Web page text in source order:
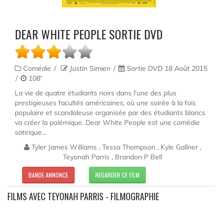
DEAR WHITE PEOPLE SORTIE DVD
Comédie Justin Simien
Sortie DVD 18 Août 2015
108'
La vie de quatre étudiants noirs dans l'une des plus
prestigieuses facultés américaines, où une soirée à la fois
populaire et scandaleuse organisée par des étudiants blancs
va créer la polémique. Dear White People est une comédie
satirique...
Tyler James Williams , Tessa Thompson , Kyle Gallner ,
Teyonah Parris , Brandon P Bell
BANDE ANNONCE REGARDER CE FILM
FILMS AVEC TEYONAH PARRIS - FILMOGRAPHIE